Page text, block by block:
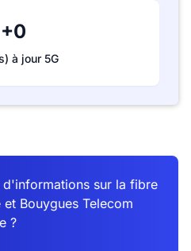
+0
à jour 5G
d'informations sur la fibre
Bouygues Telecom
?